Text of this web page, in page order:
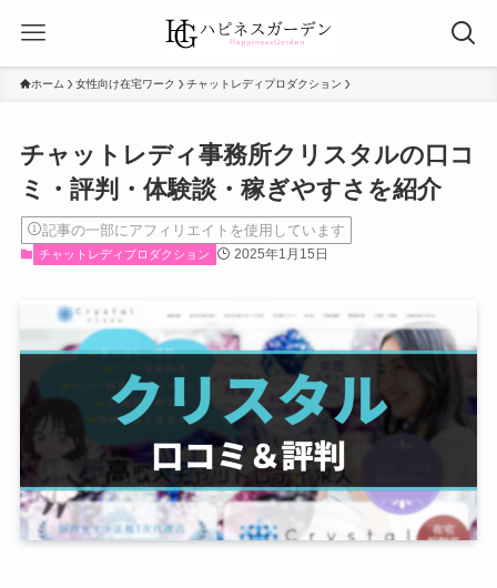
ホーム 女性向け在宅ワーク チャットレディプロダクション
チャットレディ事務所クリスタルの口コ
ミ・評判・体験談・稼ぎやすさを紹介
記事の一部にアフィリエイトを使用しています
チャットレディプロダクション 2025年1月15日